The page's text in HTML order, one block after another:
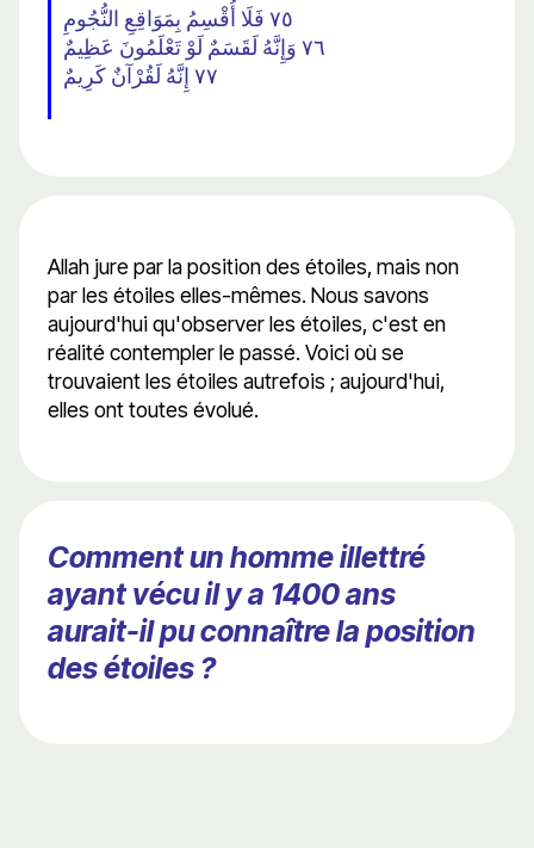
٧٥ فَلَا أُقْسِمُ بِمَوَاقِعِ النُّجُومِ
٧٦ وَإِنَّهُ لَقَسَمٌ لَوْ تَعْلَمُونَ عَظِيمٌ
٧٧ إِنَّهُ لَقُرْآنٌ كَرِيمٌ
Allah jure par la position des étoiles, mais non
par les étoiles elles-mêmes. Nous savons
aujourd'hui qu'observer les étoiles, c'est en
réalité contempler le passé. Voici où se
trouvaient les étoiles autrefois ; aujourd'hui,
elles ont toutes évolué.
Comment un homme illettré
ayant vécu il y a 1400 ans
aurait-il pu connaître la position
des étoiles ?